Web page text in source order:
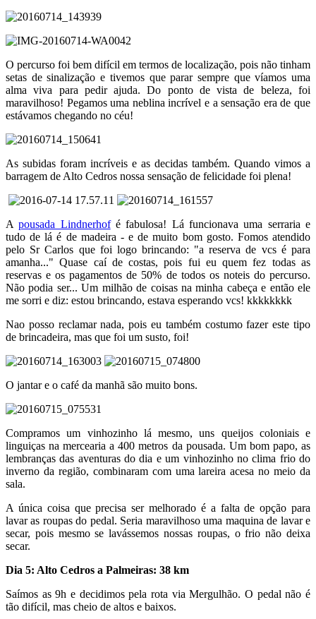
O percurso foi bem difícil em termos de localização, pois não tinham
setas de sinalização e tivemos que parar sempre que víamos uma
alma viva para pedir ajuda. Do ponto de vista de beleza, foi
maravilhoso! Pegamos uma neblina incrível e a sensação era de que
estávamos chegando no céu!
As subidas foram incríveis e as decidas também. Quando vimos a
barragem de Alto Cedros nossa sensação de felicidade foi plena!
Apousada Lindnerhofé fabulosa! Lá funcionava uma serraria e
tudo de lá é de madeira - e de muito bom gosto. Fomos atendido
pelo Sr Carlos que foi logo brincando: "a reserva de vcs é para
amanha..." Quase caí de costas, pois fui eu quem fez todas as
reservas e os pagamentos de 50% de todos os noteis do percurso.
Não podia ser... Um milhão de coisas na minha cabeça e então ele
me sorri e diz: estou brincando, estava esperando vcs! kkkkkkkk
Nao posso reclamar nada, pois eu também costumo fazer este tipo
de brincadeira, mas que foi um susto, foi!
O jantar e o café da manhã são muito bons.
Compramos um vinhozinho lá mesmo, uns queijos coloniais e
linguiças na mercearia a 400 metros da pousada. Um bom papo, as
lembranças das aventuras do dia e um vinhozinho no clima frio do
inverno da região, combinaram com uma lareira acesa no meio da
sala.
A única coisa que precisa ser melhorado é a falta de opção para
lavar as roupas do pedal. Seria maravilhoso uma maquina de lavar e
secar, pois mesmo se lavássemos nossas roupas, o frio não deixa
secar.
Dia 5: Alto Cedros a Palmeiras: 38 km
Saímos as 9h e decidimos pela rota via Mergulhão. O pedal não é
tão difícil, mas cheio de altos e baixos.